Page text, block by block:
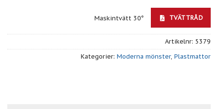
Maskintvätt 30° TVÄTTRÅD
Artikelnr: 5379
Kategorier: Moderna mönster, Plastmattor